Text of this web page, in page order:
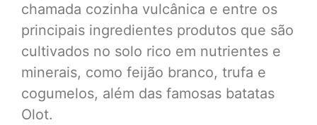
chamada cozinha vulcânica e entre os
principais ingredientes produtos que são
cultivados no solo rico em nutrientes e
minerais, como feijão branco, trufa e
cogumelos, além das famosas batatas
Olot.